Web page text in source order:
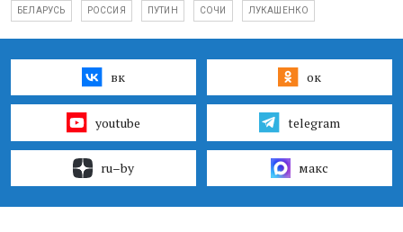
БЕЛАРУСЬ РОССИЯ ПУТИН СОЧИ ЛУКАШЕНКО
вк ок
youtube telegram
ru–by макс